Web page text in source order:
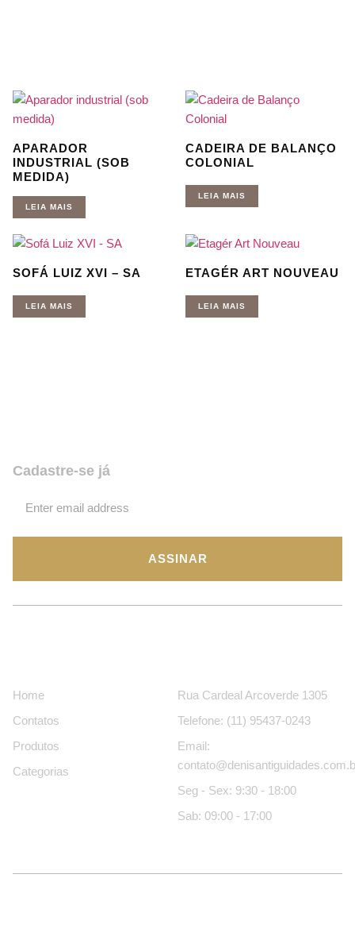
APARADOR
INDUSTRIAL (SOB
MEDIDA)
LEIA MAIS
CADEIRA DE BALANÇO
COLONIAL
LEIA MAIS
SOFÁ LUIZ XVI – SA
LEIA MAIS
ETAGÉR ART NOUVEAU
LEIA MAIS
Cadastre-se já
ASSINAR
Home
Contatos
Produtos
Categorias
Rua Cardeal Arcoverde 1305
Telefone: (11) 95437-0243
Email:
Seg - Sex: 9:30 - 18:00
Sab: 09:00 - 17:00